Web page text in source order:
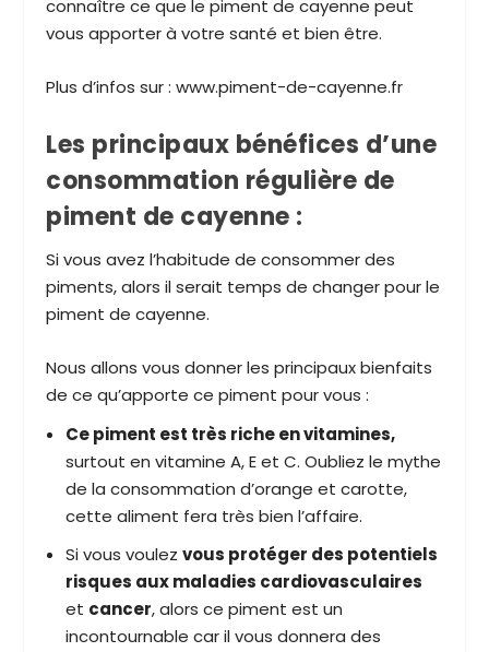
connaître ce que le piment de cayenne peut
vous apporter à votre santé et bien être.
Plus d’infos sur : www.piment-de-cayenne.fr
Les principaux bénéfices d’une
consommation régulière de
piment de cayenne :
Si vous avez l’habitude de consommer des
piments, alors il serait temps de changer pour le
piment de cayenne.
Nous allons vous donner les principaux bienfaits
de ce qu’apporte ce piment pour vous :
Ce piment est très riche en vitamines,
surtout en vitamine A, E et C. Oubliez le mythe
de la consommation d’orange et carotte,
cette aliment fera très bien l’affaire.
Si vous voulez vous protéger des potentiels
risques aux maladies cardiovasculaires
et cancer, alors ce piment est un
incontournable car il vous donnera des